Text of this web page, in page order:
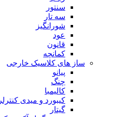
سنتور
سه تار
شورانگیز
عود
قانون
کمانچه
ساز های کلاسیک خارجی
پیانو
چنگ
کالیمبا
کیبورد و میدی کنترلر
گیتار